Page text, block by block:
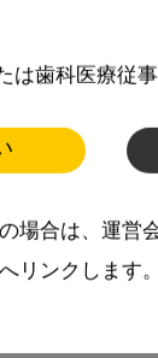
は歯科医療従
の場合は、運営
リンクします。
動画 歯